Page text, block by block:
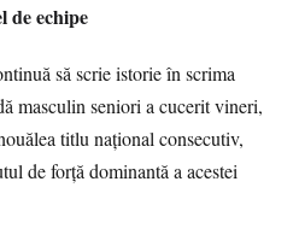
de echipe
să scrie istorie în scrima
masculin seniori a cucerit vineri,
titlu național consecutiv,
de forță dominantă a acestei